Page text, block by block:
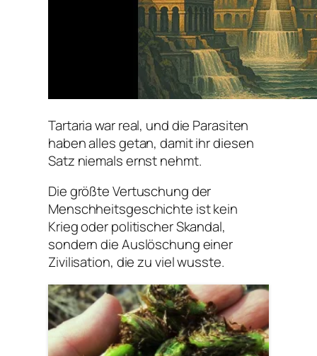
Tartaria war real, und die Parasiten
haben alles getan, damit ihr diesen
Satz niemals ernst nehmt.
Die größte Vertuschung der
Menschheitsgeschichte ist kein
Krieg oder politischer Skandal,
sondern die Auslöschung einer
Zivilisation, die zu viel wusste.